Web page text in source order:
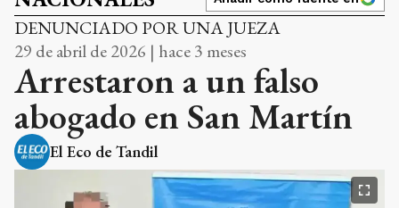
DENUNCIADO POR UNA JUEZA
29 de abril de 2026 | hace 3 meses
Arrestaron a un falso
abogado en San Martín
El Eco de Tandil